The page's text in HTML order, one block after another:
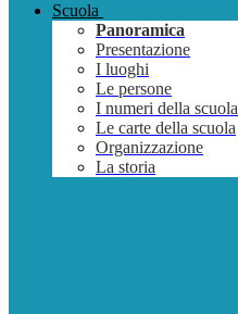
Scuola
Panoramica
Presentazione
I luoghi
Le persone
I numeri della scuola
Le carte della scuola
Organizzazione
La storia